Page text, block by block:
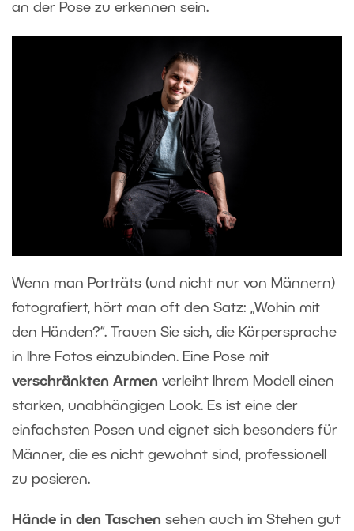
an der Pose zu erkennen sein.
Wenn man Porträts (und nicht nur von Männern)
fotografiert, hört man oft den Satz: „Wohin mit
den Händen?“. Trauen Sie sich, die Körpersprache
in Ihre Fotos einzubinden. Eine Pose mit
verschränkten Armen verleiht Ihrem Modell einen
starken, unabhängigen Look. Es ist eine der
einfachsten Posen und eignet sich besonders für
Männer, die es nicht gewohnt sind, professionell
zu posieren.
Hände in den Taschen sehen auch im Stehen gut